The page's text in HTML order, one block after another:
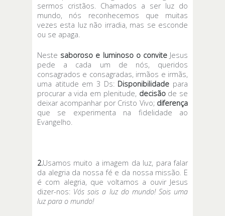
sermos cristãos. Chamados a ser luz do
mundo, nós reconhecemos que muitas
vezes esta luz não irradia, mas se esconde
ou se apaga.
Neste saboroso e luminoso o conviteJesus
pede a cada um de nós, queridos
consagrados e consagradas, irmãos e irmãs,
uma atitude em 3 Ds: Disponibilidade para
procurar a vida em plenitude, decisão de se
deixar acompanhar por Cristo Vivo; diferença
que se experimenta na fidelidade ao
Evangelho.
2.Usamos muito a imagem da luz, para falar
da alegria da nossa fé e da nossa missão E
é com alegria, que voltamos a ouvir Jesus
dizer-nos: Vós sois a luz do mundo! Sois uma
luz para o mundo!